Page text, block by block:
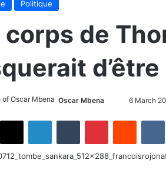
Politique
corps de
Oscar Mbena
d
a
6 March